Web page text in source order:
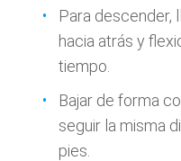
Para descender,
hacia atrás y
tiempo.
Bajar de forma
seguir la misma
pies.